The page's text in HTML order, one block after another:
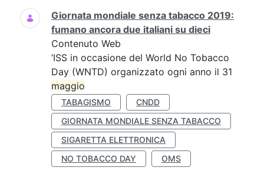
Giornata mondiale senza tabacco 2019:
fumano ancora due italiani su dieci
Contenuto Web
’ISS in occasione del World No Tobacco
Day (WNTD) organizzato ogni anno il 31
maggio
TABAGISMO
CNDD
GIORNATA MONDIALE SENZA TABACCO
SIGARETTA ELETTRONICA
NO TOBACCO DAY
OMS